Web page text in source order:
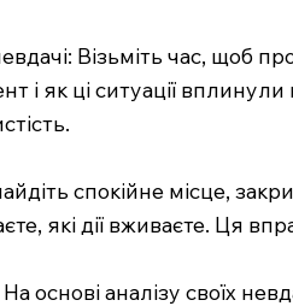
Візьміть час, щоб
і як ці ситуації
спокійне місце,
які дії вживаєте. Ця
основі аналізу своїх